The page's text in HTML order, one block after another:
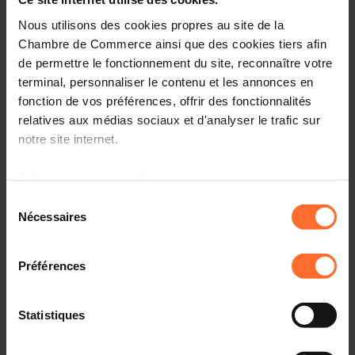
Nous utilisons des cookies propres au site de la
Chambre de Commerce ainsi que des cookies tiers afin
de permettre le fonctionnement du site, reconnaître votre
terminal, personnaliser le contenu et les annonces en
fonction de vos préférences, offrir des fonctionnalités
relatives aux médias sociaux et d'analyser le trafic sur
notre site internet.
à l’exception des cookies strictement nécessaires au
fonctionnement du site. Une description des différents
cookies est accessible sous l’onglet « Détails » ci-
dessus.
Il est précisé que la navigation sur le site et certaines
fonctionnalités (ex : lecture de vidéos, partage sur les
Nécessaires
Préférences
Statistiques
Französisch Online